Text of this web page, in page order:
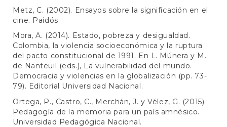
Metz, C. (2002). Ensayos sobre la significación en el
cine. Paidós.
Mora, A. (2014). Estado, pobreza y desigualdad.
Colombia, la violencia socioeconómica y la ruptura
del pacto constitucional de 1991. En L. Múnera y M.
de Nanteuil (eds.), La vulnerabilidad del mundo.
Democracia y violencias en la globalización (pp. 73-
79). Editorial Universidad Nacional.
Ortega, P., Castro, C., Merchán, J. y Vélez, G. (2015).
Pedagogía de la memoria para un país amnésico.
Universidad Pedagógica Nacional.